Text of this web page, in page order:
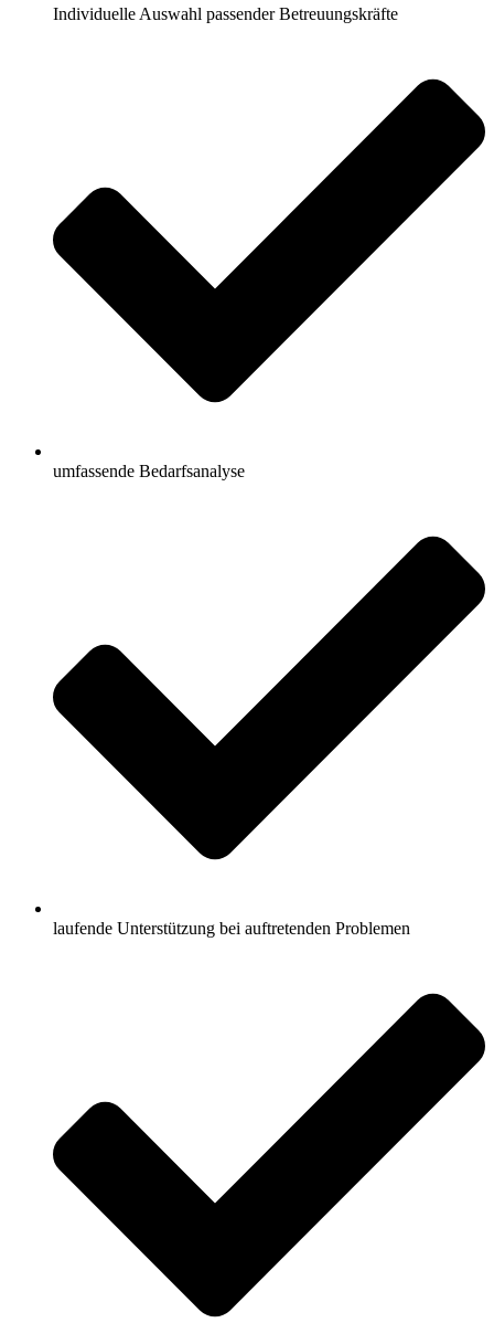
Individuelle Auswahl passender Betreuungskräfte
umfassende Bedarfsanalyse
laufende Unterstützung bei auftretenden Problemen